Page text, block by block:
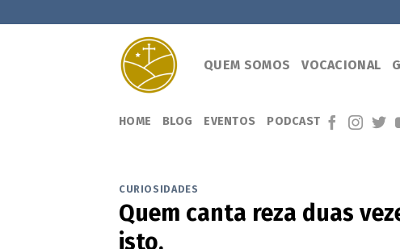
QUEM SOMOS VOCACIONAL
HOME BLOG EVENTOS PODCAST
CURIOSIDADES
Quem canta reza duas
isto.